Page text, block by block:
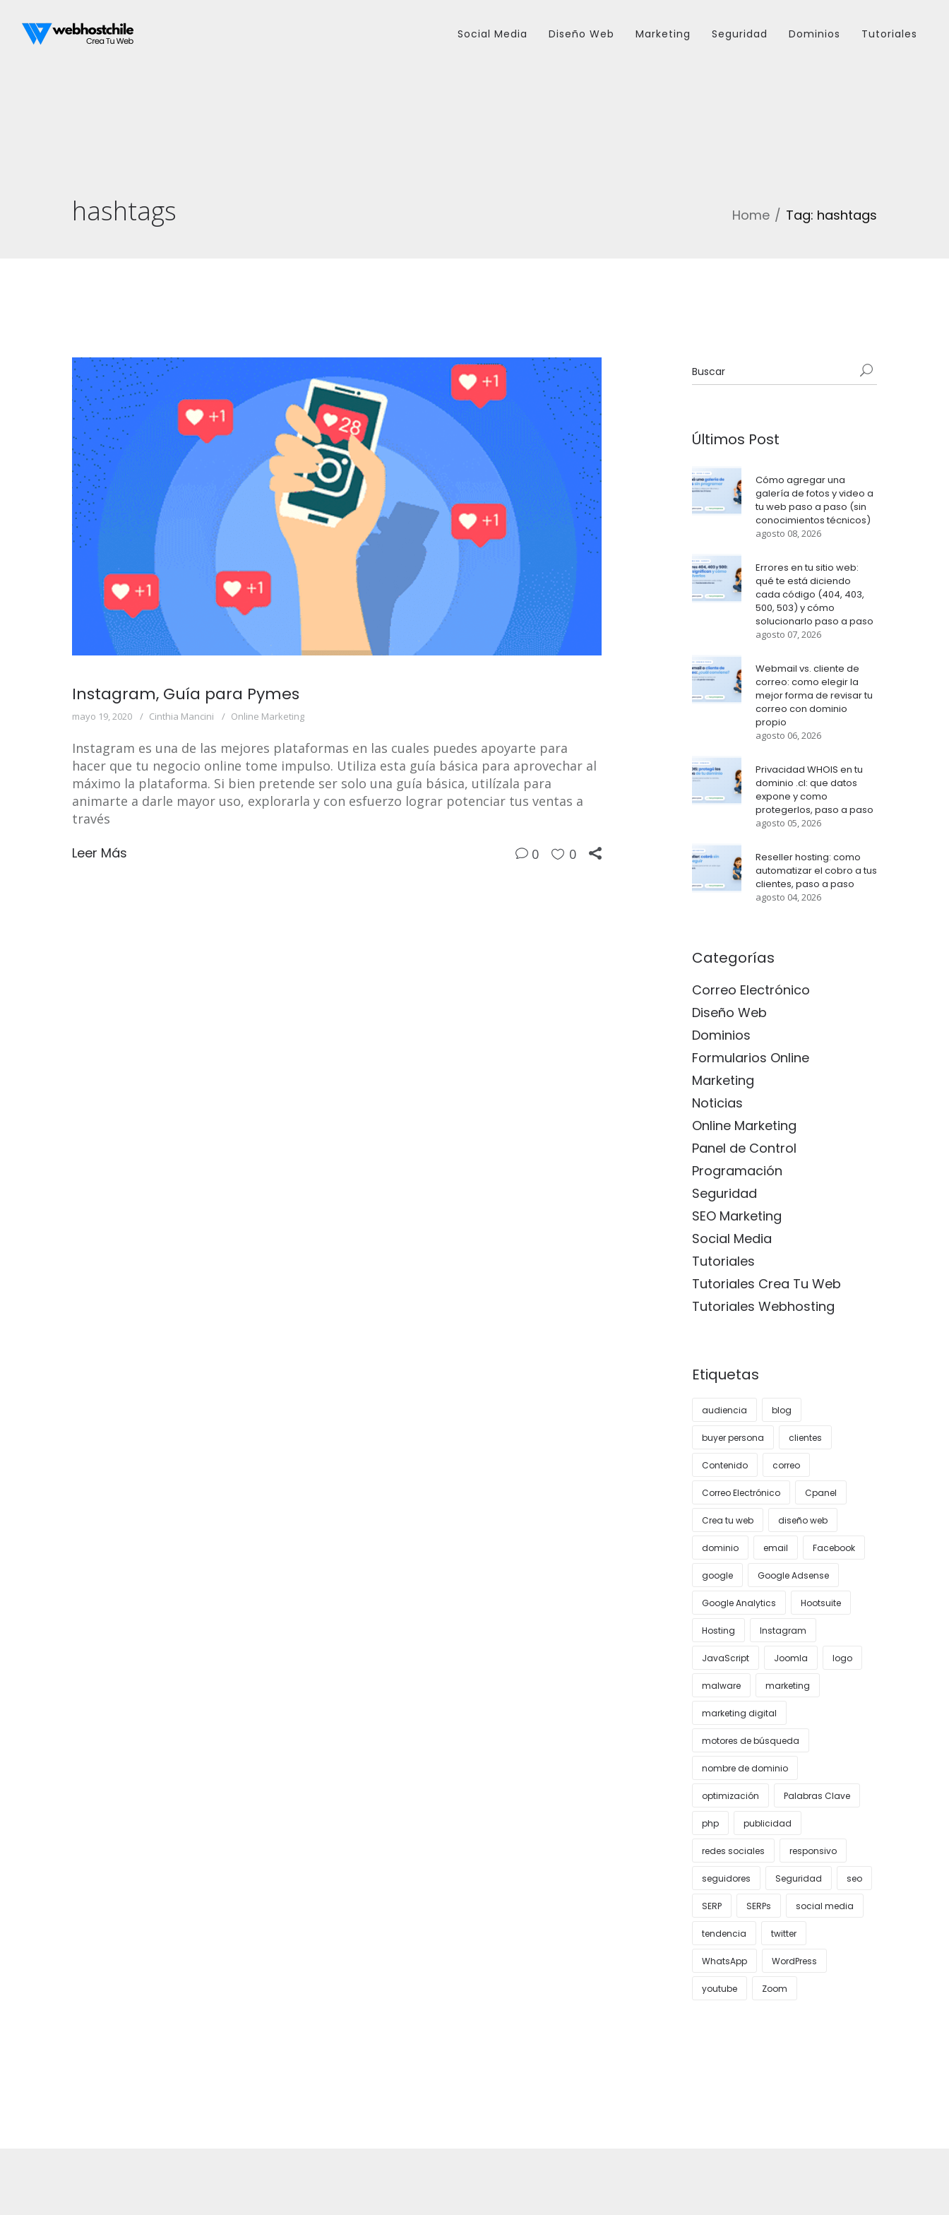
Social Media Diseño Web Marketing Seguridad Dominios Tutoriales
hashtags Home Tag: hashtags
Instagram, Guía para Pymes
mayo 19, 2020 Cinthia Mancini Online Marketing
Instagram es una de las mejores plataformas en las cuales puedes apoyarte para
hacer que tu negocio online tome impulso. Utiliza esta guía básica para aprovechar al
máximo la plataforma. Si bien pretende ser solo una guía básica, utilízala para
animarte a darle mayor uso, explorarla y con esfuerzo lograr potenciar tus ventas a
través
Leer Más 0 0
Últimos Post
Cómo agregar una
galería de fotos y video a
tu web paso a paso (sin
conocimientos técnicos)
agosto 08, 2026
Errores en tu sitio web:
qué te está diciendo
cada código (404, 403,
500, 503) y cómo
solucionarlo paso a paso
agosto 07, 2026
Webmail vs. cliente de
correo: como elegir la
mejor forma de revisar tu
correo con dominio
propio
agosto 06, 2026
Privacidad WHOIS en tu
dominio .cl: que datos
expone y como
protegerlos, paso a paso
agosto 05, 2026
Reseller hosting: como
automatizar el cobro a tus
clientes, paso a paso
agosto 04, 2026
Categorías
Correo Electrónico
Diseño Web
Dominios
Formularios Online
Marketing
Noticias
Online Marketing
Panel de Control
Programación
Seguridad
SEO Marketing
Social Media
Tutoriales
Tutoriales Crea Tu Web
Tutoriales Webhosting
Etiquetas
audiencia blog
buyer persona clientes
Contenido correo
Correo Electrónico Cpanel
Crea tu web diseño web
dominio email Facebook
google Google Adsense
Google Analytics Hootsuite
Hosting Instagram
JavaScript Joomla logo
malware marketing
marketing digital
motores de búsqueda
nombre de dominio
optimización Palabras Clave
php publicidad
redes sociales responsivo
seguidores Seguridad seo
SERP SERPs social media
tendencia twitter
WhatsApp WordPress
youtube Zoom